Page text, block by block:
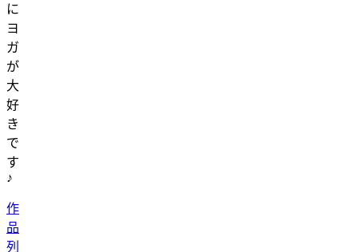
に
ヨ
ガ
が
大
好
き
で
す
♪
作
品
列